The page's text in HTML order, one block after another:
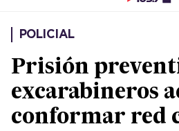
POLICIAL
Prisión
excarabineros
conformar red